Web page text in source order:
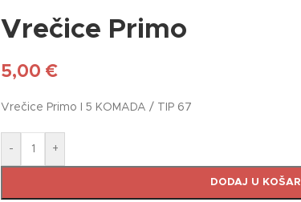
Vrečice Primo
5,00 €
Vrečice Primo I 5 KOMADA / TIP 67
- +
DODAJ U